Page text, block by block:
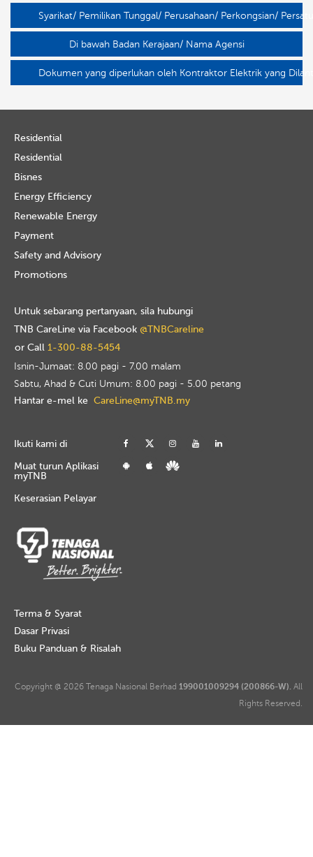
Syarikat/ Pemilikan Tunggal/ Perusahaan/ Perkongsian/
Di bawah Badan Kerajaan/ Nama Agensi
Dokumen yang diperlukan oleh Kontraktor Elektrik yang
Residential
Residential
Bisnes
Energy Efficiency
Renewable Energy
Payment
Safety and Advisory
Promotions
Untuk sebarang pertanyaan, sila hubungi
TNB CareLine via Facebook @TNBCareline
or Call 1-300-88-5454
Isnin-Jumaat: 8.00 pagi - 7.00 malam
Sabtu, Ahad & Cuti Umum: 8.00 pagi - 5.00 petang
Hantar e-mel ke CareLine@myTNB.my
Ikuti kami di
Muat turun Aplikasi
myTNB
Keserasian Pelayar
Terma & Syarat
Dasar Privasi
Buku Panduan & Risalah
Copyright @ 2026 Tenaga Nasional Berhad 199001009294 (200866-W). All
Rights Reserved.